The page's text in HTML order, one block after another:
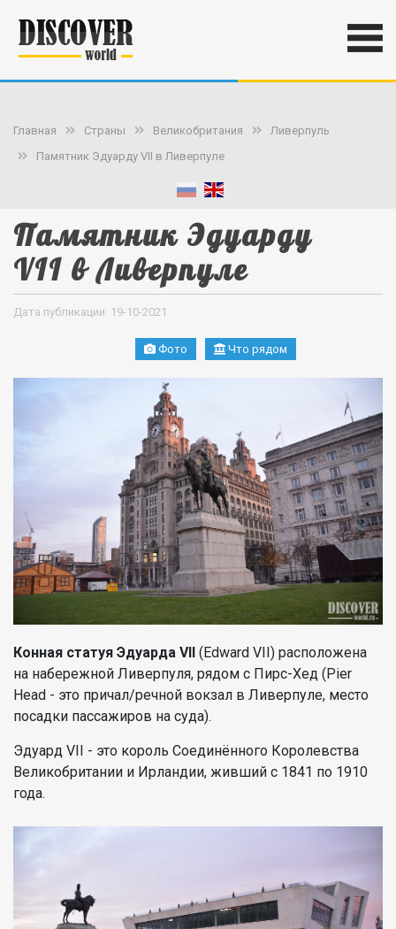
Главная Страны Великобритания
Ливерпуль
Памятник Эдуарду VII в Ливерпуле
Памятник Эдуарду
VII в Ливерпуле
Дата публикации: 19-10-2021
Фото Что рядом
Конная статуя Эдуарда VII (Edward VII) расположена
на набережной Ливерпуля, рядом с Пирс-Хед (Pier
Head - это причал/речной вокзал в Ливерпуле, место
посадки пассажиров на суда).
Эдуард VII - это король Соединённого Королевства
Великобритании и Ирландии, живший с 1841 по 1910
года.